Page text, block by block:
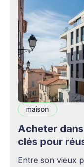
maison
Acheter
clés pour
Entre son vieux